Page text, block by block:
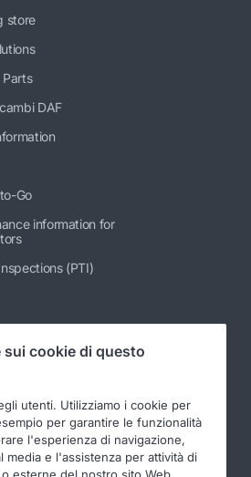
store
Parts
DAF
Go
information for
(PTI)
cookie di questo
utenti. Utilizziamo i cookie per
per garantire le funzionalità
l'esperienza di navigazione,
media e l'assistenza per attività di